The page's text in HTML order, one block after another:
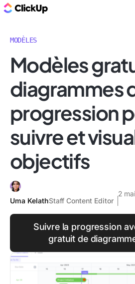
MODÈLES
Modèles
diagrammes
progression
suivre et
objectifs
Uma KelathStaff Content Editor
2
Suivre la progression
gratuit de